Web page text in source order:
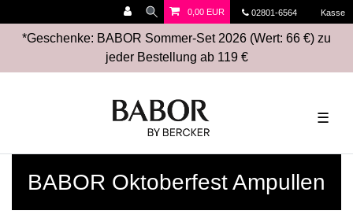
02801-6564 Kasse
0,00 EUR
*Geschenke: BABOR Sommer-Set 2026 (Wert: 66 €) zu
jeder Bestellung ab 119 €
☰
BABOR Oktoberfest Ampullen